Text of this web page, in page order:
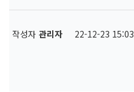
작성자 관리자 22-12-23 15:03